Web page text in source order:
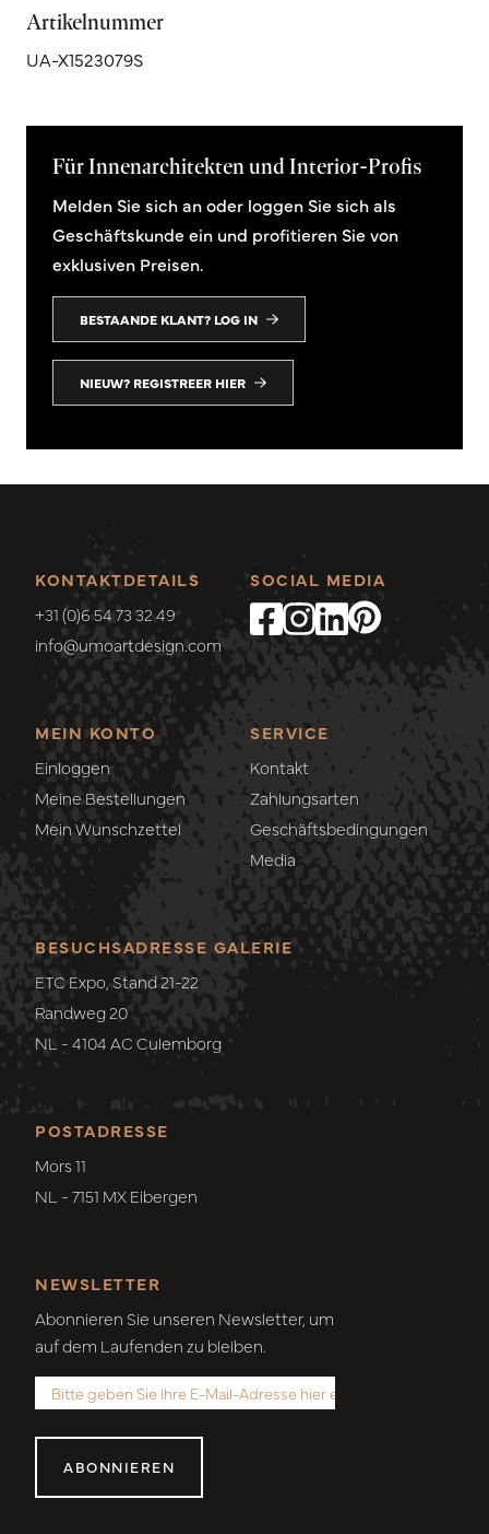
Artikelnummer
UA-X1523079S
Für Innenarchitekten und Interior-Profis
Melden Sie sich an oder loggen Sie sich als
Geschäftskunde ein und profitieren Sie von
exklusiven Preisen.
BESTAANDE KLANT? LOG IN
NIEUW? REGISTREER HIER
KONTAKTDETAILS
+31 (0)6 54 73 32 49
info@umoartdesign.com
MEIN KONTO
Einloggen
Meine Bestellungen
Mein Wunschzettel
SERVICE
Kontakt
Zahlungsarten
Geschäftsbedingungen
Media
SOCIAL MEDIA
POSTADRESSE
Mors 11
NL - 7151 MX Eibergen
BESUCHSADRESSE GALERIE
ETC Expo, Stand 21-22
Randweg 20
NL - 4104 AC Culemborg
NEWSLETTER
Abonnieren Sie unseren Newsletter, um
auf dem Laufenden zu bleiben.
ABONNIEREN